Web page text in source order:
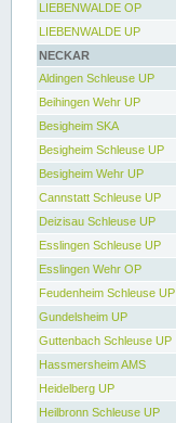
LIEBENWALDE OP
LIEBENWALDE UP
NECKAR
Aldingen Schleuse UP
Beihingen Wehr UP
Besigheim SKA
Besigheim Schleuse UP
Besigheim Wehr UP
Cannstatt Schleuse UP
Deizisau Schleuse UP
Esslingen Schleuse UP
Esslingen Wehr OP
Feudenheim Schleuse UP
Gundelsheim UP
Guttenbach Schleuse UP
Hassmersheim AMS
Heidelberg UP
Heilbronn Schleuse UP